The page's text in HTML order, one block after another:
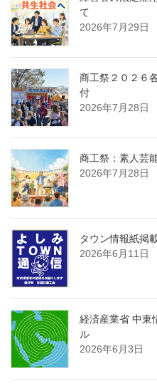
て
2026年7月29日
商工祭２０２６
付
2026年7月28日
商工祭：素人芸
2026年7月28日
タウン情報紙掲
2026年6月11日
経済産業省 中東
ル
2026年6月3日